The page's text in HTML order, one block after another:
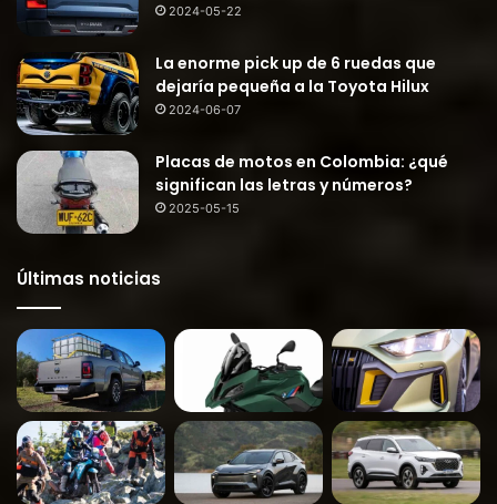
2024-05-22
La enorme pick up de 6 ruedas que
dejaría pequeña a la Toyota Hilux
2024-06-07
Placas de motos en Colombia: ¿qué
significan las letras y números?
2025-05-15
Últimas noticias